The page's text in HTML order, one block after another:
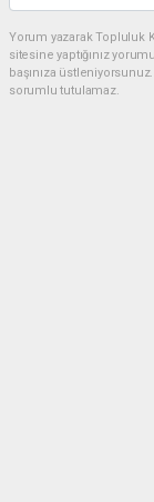
Yorum yazarak Topluluk
sitesine yaptığınız
başınıza
sorumlu tutulamaz.